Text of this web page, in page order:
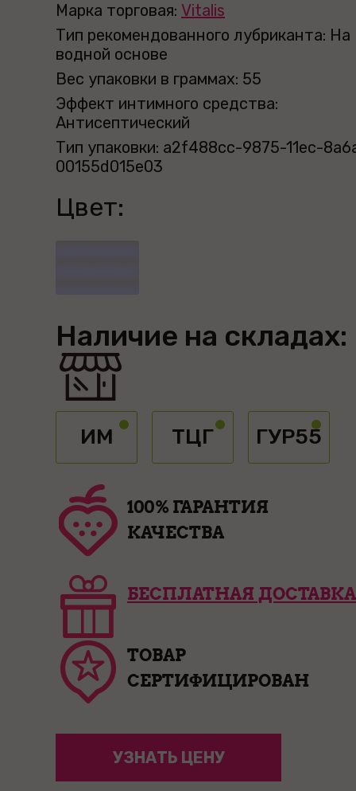
Марка торговая: Vitalis
Тип рекомендованного лубриканта: На
водной основе
Вес упаковки в граммах: 55
Эффект интимного средства:
Антисептический
Тип упаковки: a2f488cc-9875-11ec-
00155d015e03
Цвет:
Наличие на складах:
ИМ ТЦГ ГУР55
100% ГАРАНТИЯ
КАЧЕСТВА
БЕСПЛАТНАЯ ДОСТАВКА
ТОВАР
СЕРТИФИЦИРОВАН
УЗНАТЬ ЦЕНУ